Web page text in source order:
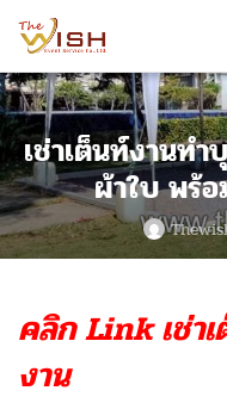
เช่าเต็นท์งานท
ผ้าใบ พร้อ
คลิก Link เช่า
งาน